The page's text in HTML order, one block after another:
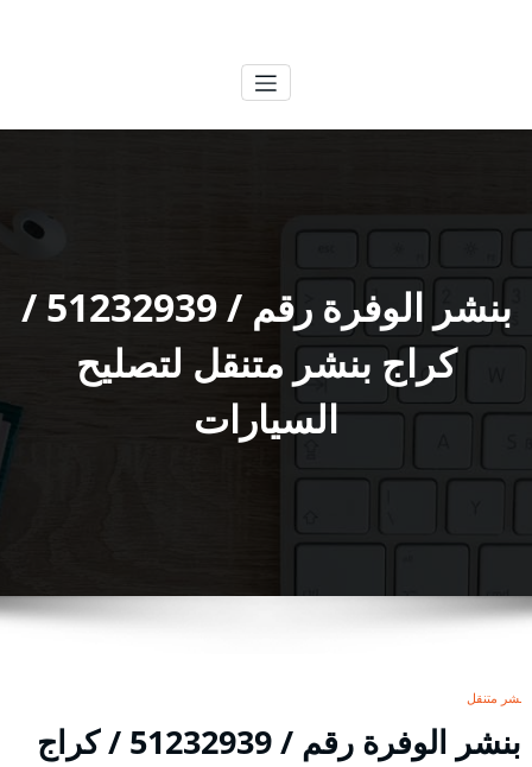
بنشر الوفرة رقم / 51232939‬ /
كراج بنشر متنقل لتصليح
السيارات
بنشر متنقل
بنشر الوفرة رقم / 51232939‬ / كراج